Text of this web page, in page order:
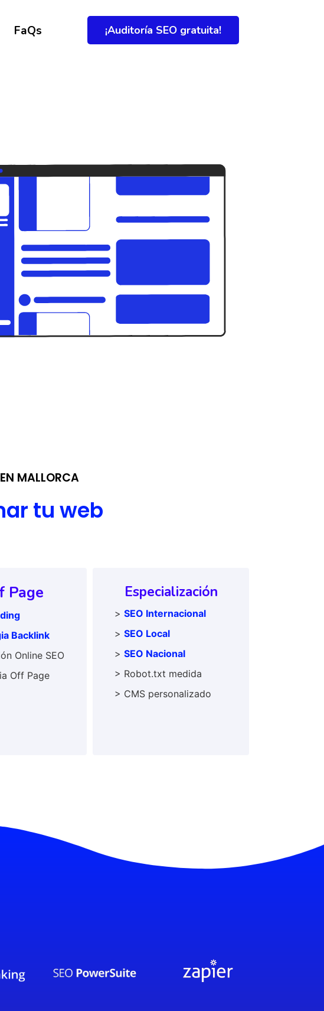
FaQs ¡Auditoría SEO gratuita!
MALLORCA
tu web
Page
Backlink
Online SEO
Off Page
Especialización
> SEO Internacional
> SEO Local
> SEO Nacional
> Robot.txt medida
> CMS personalizado